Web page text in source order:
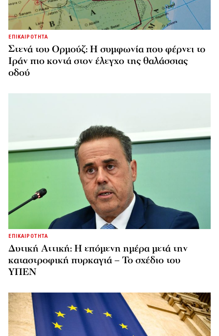
ΕΠΙΚΑΙΡΟΤΗΤΑ
Στενά του Ορμούζ: Η συμφωνία που φέρνει το
Ιράν πιο κοντά στον έλεγχο της θαλάσσιας
οδού
ΕΠΙΚΑΙΡΟΤΗΤΑ
Δυτική Αττική: Η επόμενη ημέρα μετά την
καταστροφική πυρκαγιά – Το σχέδιο του
ΥΠΕΝ